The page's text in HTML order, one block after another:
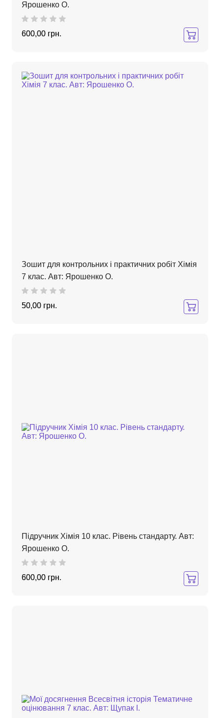
Ярошенко О.
600,00 грн.
Зошит для контрольних і практичних робіт Хімія
7 клас. Авт: Ярошенко О.
50,00 грн.
Підручник Хімія 10 клас. Рівень стандарту. Авт:
Ярошенко О.
600,00 грн.